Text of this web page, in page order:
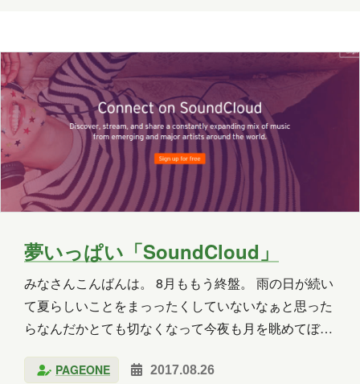
2020年3月
2018年8月
2018年6月
2018年5月
2018年3月
2018年2月
2018年1月
2017年12月
2017年11月
2017年10月
2017年9月
2017年8月
担当
八幡
台丸谷 平井
長崎
小山
横山
夢いっぱい「SoundCloud」
みなさんこんばんは。 8月ももう終盤。 雨の日が続い
て夏らしいことをまっったくしていないなぁと思った
らなんだかとても切なくなって今夜も月を眺めてぼー
んだか久しぶりのブログ更新なので、わたしの夏休み
PAGEONE 2017.08.26